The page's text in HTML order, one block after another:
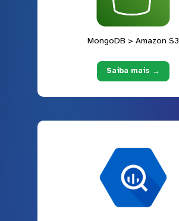
MongoDB > Amazon S3
Saiba mais →